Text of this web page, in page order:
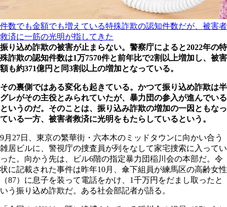
件数でも金額でも増えている特殊詐欺の認知件数だが、被害者
救済に一筋の光明が指してきた
振り込め詐欺の被害が止まらない。警察庁によると2022年の特
殊詐欺の認知件数は1万7570件と前年比で2割以上増加し、被害
額も約371億円と同3割以上の増加となっている。
その裏側ではある変化も起きている。かつて振り込め詐欺は半
グレがその主役とみられていたが、暴力団の参入が進んでいる
というのだ。そのことは、振り込み詐欺の増加の一因ともなっ
ている一方、被害者救済に光明をもたらしているという。
9月27日、東京の繁華街・六本木のミッドタウンに向かい合う
雑居ビルに、警視庁の捜査員が列をなして家宅捜索に入ってい
った。向かう先は、ビル6階の指定暴力団稲川会の本部だ。令
状に記載された事件は昨年10月、傘下組員が練馬区の高齢女性
（87）に息子を装って電話をかけ、1千万円をだまし取ったと
いう振り込め詐欺だ。ある社会部記者が語る。